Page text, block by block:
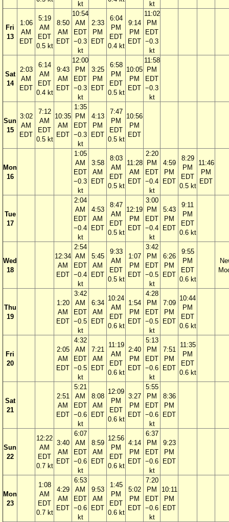
kt kt
Fri
13
1:06
AM
EDT
5:19
AM
EDT
0.5 kt
8:50
AM
EDT
10:54
AM
EDT
−0.3
kt
2:33
PM
EDT
6:04
PM
EDT
0.4 kt
9:14
PM
EDT
11:02
PM
EDT
−0.3
kt
Sat
14
2:03
AM
EDT
6:14
AM
EDT
0.4 kt
9:43
AM
EDT
12:00
PM
EDT
−0.3
kt
3:25
PM
EDT
6:58
PM
EDT
0.5 kt
10:05
PM
EDT
11:58
PM
EDT
−0.3
kt
Sun
15
3:02
AM
EDT
7:12
AM
EDT
0.5 kt
10:35
AM
EDT
1:35
PM
EDT
−0.3
kt
4:13
PM
EDT
7:47
PM
EDT
0.5 kt
10:56
PM
EDT
Mon
16
1:05
AM
EDT
−0.3
kt
3:58
AM
EDT
8:03
AM
EDT
0.5 kt
11:28
AM
EDT
2:20
PM
EDT
−0.4
kt
4:59
PM
EDT
8:29
PM
EDT
0.5 kt
11:46
PM
EDT
Tue
17
2:04
AM
EDT
−0.4
kt
4:53
AM
EDT
8:47
AM
EDT
0.5 kt
12:19
PM
EDT
3:00
PM
EDT
−0.4
kt
5:43
PM
EDT
9:11
PM
EDT
0.6 kt
Wed
18
12:34
AM
EDT
2:54
AM
EDT
−0.4
kt
5:45
AM
EDT
9:33
AM
EDT
0.5 kt
1:07
PM
EDT
3:42
PM
EDT
−0.5
kt
6:26
PM
EDT
9:55
PM
EDT
0.6 kt
Thu
19
1:20
AM
EDT
3:42
AM
EDT
−0.5
kt
6:34
AM
EDT
10:24
AM
EDT
0.6 kt
1:54
PM
EDT
4:28
PM
EDT
−0.5
kt
7:09
PM
EDT
10:44
PM
EDT
0.6 kt
Fri
20
2:05
AM
EDT
4:32
AM
EDT
−0.5
kt
7:21
AM
EDT
11:19
AM
EDT
0.6 kt
2:40
PM
EDT
5:13
PM
EDT
−0.6
kt
7:51
PM
EDT
11:35
PM
EDT
0.6 kt
Sat
21
2:51
AM
EDT
5:21
AM
EDT
−0.6
kt
8:08
AM
EDT
12:09
PM
EDT
0.6 kt
3:27
PM
EDT
5:55
PM
EDT
−0.6
kt
8:36
PM
EDT
Sun
22
12:22
AM
EDT
0.7 kt
3:40
AM
EDT
6:07
AM
EDT
−0.6
kt
8:59
AM
EDT
12:56
PM
EDT
0.6 kt
4:14
PM
EDT
6:37
PM
EDT
−0.6
kt
9:23
PM
EDT
Mon
23
1:08
AM
EDT
0.7 kt
4:29
AM
EDT
6:53
AM
EDT
−0.6
kt
9:53
AM
EDT
1:45
PM
EDT
0.6 kt
5:02
PM
EDT
7:20
PM
EDT
−0.6
kt
10:11
PM
EDT